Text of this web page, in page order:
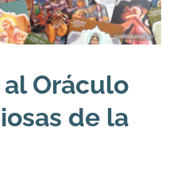
Oráculo
de la